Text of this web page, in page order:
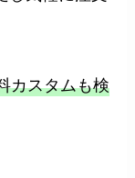
カスタムも検